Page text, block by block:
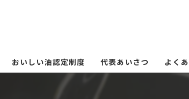
おいしい油認定制度 代表あいさつ よく